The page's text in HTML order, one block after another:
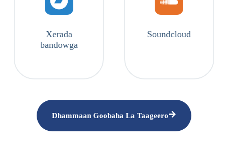
Xerada
bandowga
Soundcloud
Dhammaan Goobaha La Taageero